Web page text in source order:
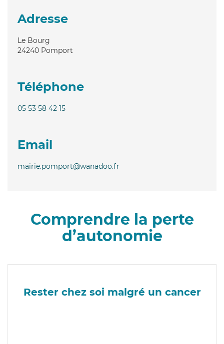
Adresse
Le Bourg
24240 Pomport
Téléphone
05 53 58 42 15
Email
mairie.pomport@wanadoo.fr
Comprendre la perte
d’autonomie
Rester chez soi malgré un cancer